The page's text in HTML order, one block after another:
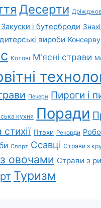
Десерти
Закуски і бутерброди
вироби
Котові М'ясні страви
Печери Пироги і
кухня Поради
Птахи Рекорди
Спорт Ссавці Страви з
овочами Страви з
Туризм